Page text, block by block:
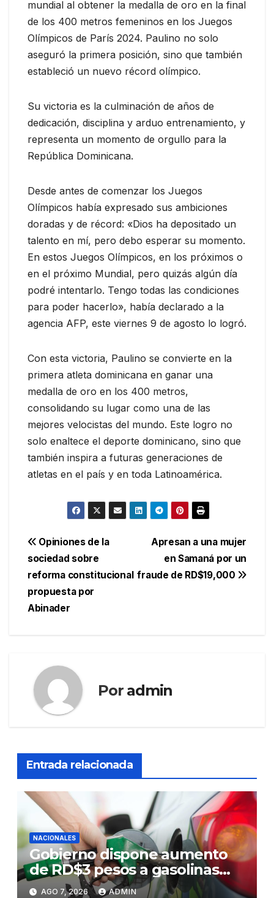
mundial al obtener la medalla de oro en la final
de los 400 metros femeninos en los Juegos
Olímpicos de París 2024. Paulino no solo
aseguró la primera posición, sino que también
estableció un nuevo récord olímpico.
Su victoria es la culminación de años de
dedicación, disciplina y arduo entrenamiento, y
representa un momento de orgullo para la
República Dominicana.
Desde antes de comenzar los Juegos
Olímpicos había expresado sus ambiciones
doradas y de récord: «Dios ha depositado un
talento en mí, pero debo esperar su momento.
En estos Juegos Olímpicos, en los próximos o
en el próximo Mundial, pero quizás algún día
podré intentarlo. Tengo todas las condiciones
para poder hacerlo», había declarado a la
agencia AFP, este viernes 9 de agosto lo logró.
Con esta victoria, Paulino se convierte en la
primera atleta dominicana en ganar una
medalla de oro en los 400 metros,
consolidando su lugar como una de las
mejores velocistas del mundo. Este logro no
solo enaltece el deporte dominicano, sino que
también inspira a futuras generaciones de
atletas en el país y en toda Latinoamérica.
Navegación
de
entradas
Apresan a una mujer
en Samaná por un
fraude de RD$19,000
Opiniones de la
sociedad sobre
reforma constitucional
propuesta por
Abinader
Por admin
Entrada relacionada
NACIONALES
Gobierno dispone aumento
de RD$3 pesos a gasolinas
premium y regular
AGO 7, 2026 ADMIN